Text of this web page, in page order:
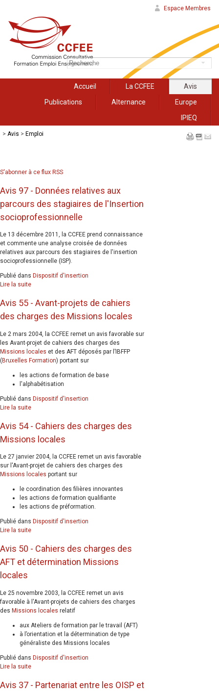
Espace Membres
Accueil La CCFEE
Avis
Publications
Alternance
Europe
IPIEQ
> Avis > Emploi
S'abonner à ce flux RSS
Avis 97 - Données relatives aux
parcours des stagiaires de l'Insertion
socioprofessionnelle
Le 13 décembre 2011, la CCFEE prend connaissance
et commente une analyse croisée de données
relatives aux parcours des stagiaires de l'insertion
socioprofessionnelle (ISP).
Publié dans Dispositif d'insertion
Lire la suite
Avis 55 - Avant-projets de cahiers
des charges des Missions locales
Le 2 mars 2004, la CCFEE remet un avis favorable sur
les Avant-projet de cahiers des charges des
Missions locales et des AFT déposés par l’IBFFP
(Bruxelles Formation) portant sur
les actions de formation de base
l'alphabétisation
Publié dans Dispositif d'insertion
Lire la suite
Avis 54 - Cahiers des charges des
Missions locales
Le 27 janvier 2004, la CCFEE remet un avis favorable
sur l'Avant-projet de cahiers des charges des
Missions locales portant sur
le coordination des filières innovantes
les actions de formation qualifiante
les actions de préformation.
Publié dans Dispositif d'insertion
Lire la suite
Avis 50 - Cahiers des charges des
AFT et détermination Missions
locales
Le 25 novembre 2003, la CCFEE remet un avis
favorable à l'Avant-projets de cahiers des charges
des Missions locales relatif
aux Ateliers de formation par le travail (AFT)
à l’orientation et la détermination de type
généraliste des Missions locales
Publié dans Dispositif d'insertion
Lire la suite
Avis 37 - Partenariat entre les OISP et